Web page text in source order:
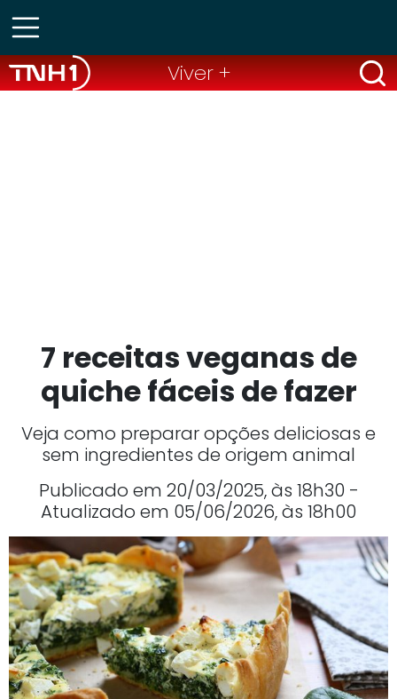
Viver +
7 receitas veganas de
quiche fáceis de fazer
Veja como preparar opções deliciosas e
sem ingredientes de origem animal
Publicado em 20/03/2025, às 18h30 -
Atualizado em 05/06/2026, às 18h00